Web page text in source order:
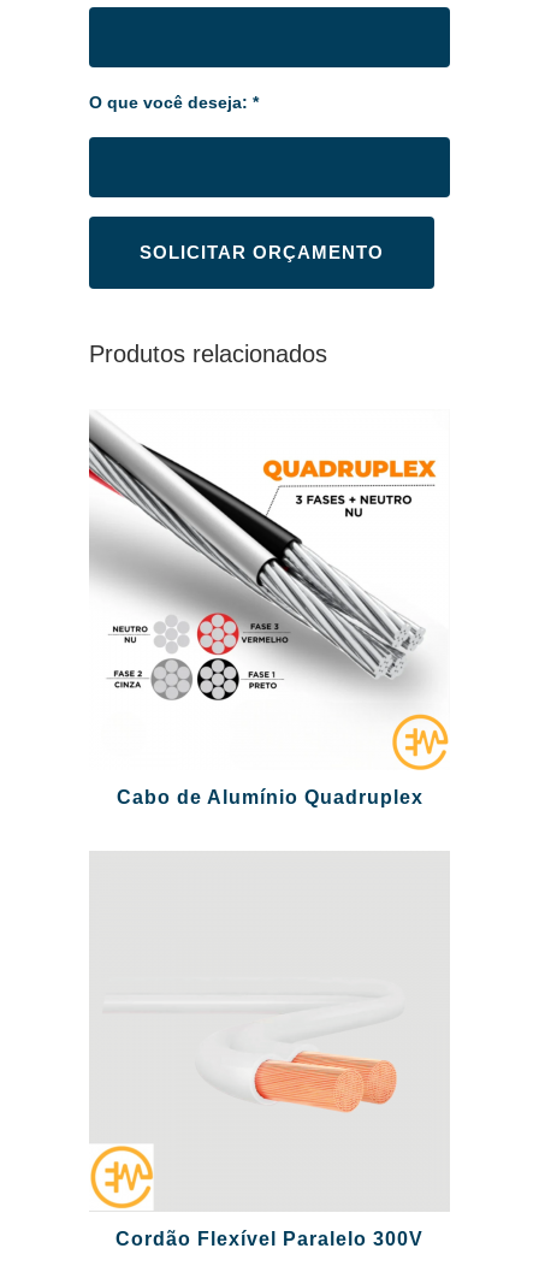
O que você deseja: *
Produtos relacionados
Cabo de Alumínio Quadruplex
Cordão Flexível Paralelo 300V